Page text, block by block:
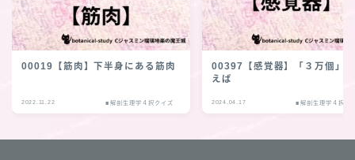
00019【筋肉】下半身にある筋肉
2022.11.22 ■解剖生理学４択クイズ
00397【感覚器】「３万個」
えば
2024.04.17 ■解剖生理学４択ク